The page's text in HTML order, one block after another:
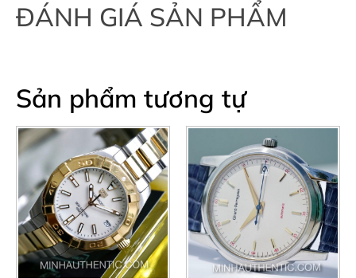
ĐÁNH GIÁ SẢN PHẨM
Sản phẩm tương tự